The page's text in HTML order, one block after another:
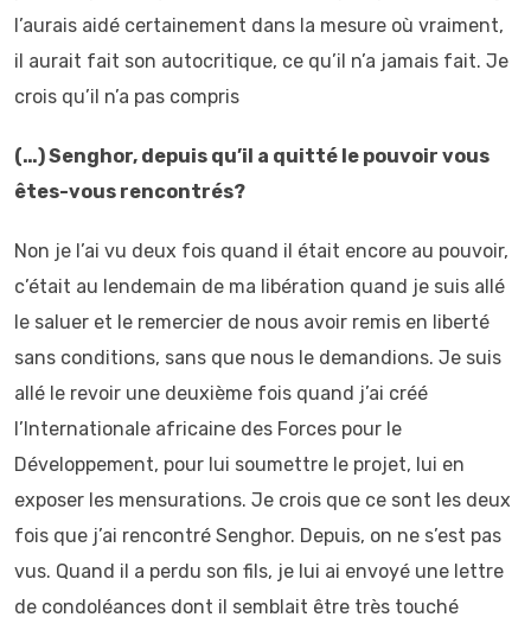
l’aurais aidé certainement dans la mesure où vraiment,
il aurait fait son autocritique, ce qu’il n’a jamais fait. Je
crois qu’il n’a pas compris
(…) Senghor, depuis qu’il a quitté le pouvoir vous
êtes-vous rencontrés?
Non je l’ai vu deux fois quand il était encore au pouvoir,
c’était au lendemain de ma libération quand je suis allé
le saluer et le remercier de nous avoir remis en liberté
sans conditions, sans que nous le demandions. Je suis
allé le revoir une deuxième fois quand j’ai créé
l’Internationale africaine des Forces pour le
Développement, pour lui soumettre le projet, lui en
exposer les mensurations. Je crois que ce sont les deux
fois que j’ai rencontré Senghor. Depuis, on ne s’est pas
vus. Quand il a perdu son fils, je lui ai envoyé une lettre
de condoléances dont il semblait être très touché